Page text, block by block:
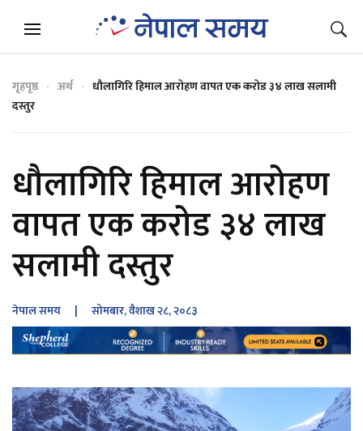
गृहपृष्ठ अर्थ
धौलागिरि हिमाल आरोहण वापत एक करोड ३४ लाख सलामी
दस्तुर
धौलागिरि हिमाल आरोहण
वापत एक करोड ३४ लाख
सलामी दस्तुर
नेपाल समय | सोमबार, वैशाख २८, २०८३